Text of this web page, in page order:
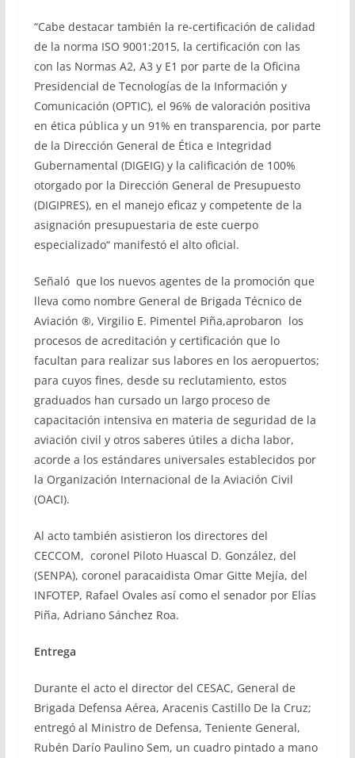
“Cabe destacar también la re-certificación de calidad
de la norma ISO 9001:2015, la certificación con las
con las Normas A2, A3 y E1 por parte de la Oficina
Presidencial de Tecnologías de la Información y
Comunicación (OPTIC), el 96% de valoración positiva
en ética pública y un 91% en transparencia, por parte
de la Dirección General de Ética e Integridad
Gubernamental (DIGEIG) y la calificación de 100%
otorgado por la Dirección General de Presupuesto
(DIGIPRES), en el manejo eficaz y competente de la
asignación presupuestaria de este cuerpo
especializado“ manifestó el alto oficial.
Señaló que los nuevos agentes de la promoción que
lleva como nombre General de Brigada Técnico de
Aviación ®, Virgilio E. Pimentel Piña,aprobaron los
procesos de acreditación y certificación que lo
facultan para realizar sus labores en los aeropuertos;
para cuyos fines, desde su reclutamiento, estos
graduados han cursado un largo proceso de
capacitación intensiva en materia de seguridad de la
aviación civil y otros saberes útiles a dicha labor,
acorde a los estándares universales establecidos por
la Organización Internacional de la Aviación Civil
(OACI).
Al acto también asistieron los directores del
CECCOM, coronel Piloto Huascal D. González, del
(SENPA), coronel paracaidista Omar Gitte Mejía, del
INFOTEP, Rafael Ovales así como el senador por Elías
Piña, Adriano Sánchez Roa.
Entrega
Durante el acto el director del CESAC, General de
Brigada Defensa Aérea, Aracenis Castillo De la Cruz;
entregó al Ministro de Defensa, Teniente General,
Rubén Darío Paulino Sem, un cuadro pintado a mano